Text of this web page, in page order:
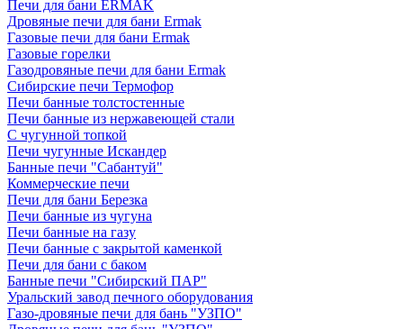
Печи для бани ERMAK
Дровяные печи для бани Ermak
Газовые печи для бани Ermak
Газовые горелки
Газодровяные печи для бани Ermak
Сибирские печи Термофор
Печи банные толстостенные
Печи банные из нержавеющей стали
С чугунной топкой
Печи чугунные Искандер
Банные печи "Сабантуй"
Коммерческие печи
Печи для бани Березка
Печи банные из чугуна
Печи банные на газу
Печи банные с закрытой каменкой
Печи для бани с баком
Банные печи "Сибирский ПАР"
Уральский завод печного оборудования
Газо-дровяные печи для бань "УЗПО"